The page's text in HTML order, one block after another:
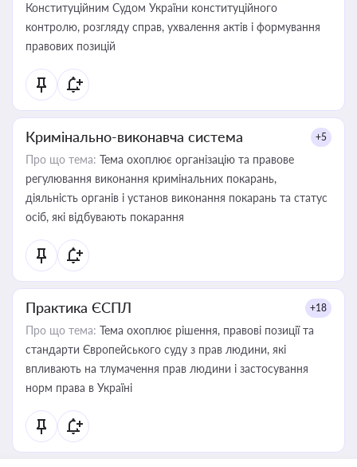
Конституційним Судом України конституційного
контролю, розгляду справ, ухвалення актів і формування
правових позицій
Кримінально-виконавча система +5
Про що тема: Тема охоплює організацію та правове
регулювання виконання кримінальних покарань,
діяльність органів і установ виконання покарань та статус
осіб, які відбувають покарання
Практика ЄСПЛ +18
Про що тема: Тема охоплює рішення, правові позиції та
стандарти Європейського суду з прав людини, які
впливають на тлумачення прав людини і застосування
норм права в Україні